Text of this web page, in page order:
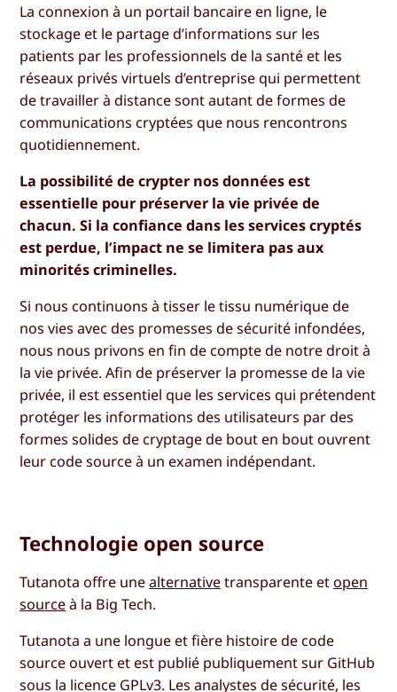
La connexion à un portail bancaire en ligne, le
stockage et le partage d’informations sur les
patients par les professionnels de la santé et les
réseaux privés virtuels d’entreprise qui permettent
de travailler à distance sont autant de formes de
communications cryptées que nous rencontrons
quotidiennement.
La possibilité de crypter nos données est
essentielle pour préserver la vie privée de
chacun. Si la confiance dans les services cryptés
est perdue, l’impact ne se limitera pas aux
minorités criminelles.
Si nous continuons à tisser le tissu numérique de
nos vies avec des promesses de sécurité infondées,
nous nous privons en fin de compte de notre droit à
la vie privée. Afin de préserver la promesse de la vie
privée, il est essentiel que les services qui prétendent
protéger les informations des utilisateurs par des
formes solides de cryptage de bout en bout ouvrent
leur code source à un examen indépendant.
Technologie open source
Tutanota offre unealternativetransparente et open
sourceà la Big Tech.
Tutanota a une longue et fière histoire de code
source ouvert et est publié publiquement sur GitHub
sous la licence GPLv3. Les analystes de sécurité, les